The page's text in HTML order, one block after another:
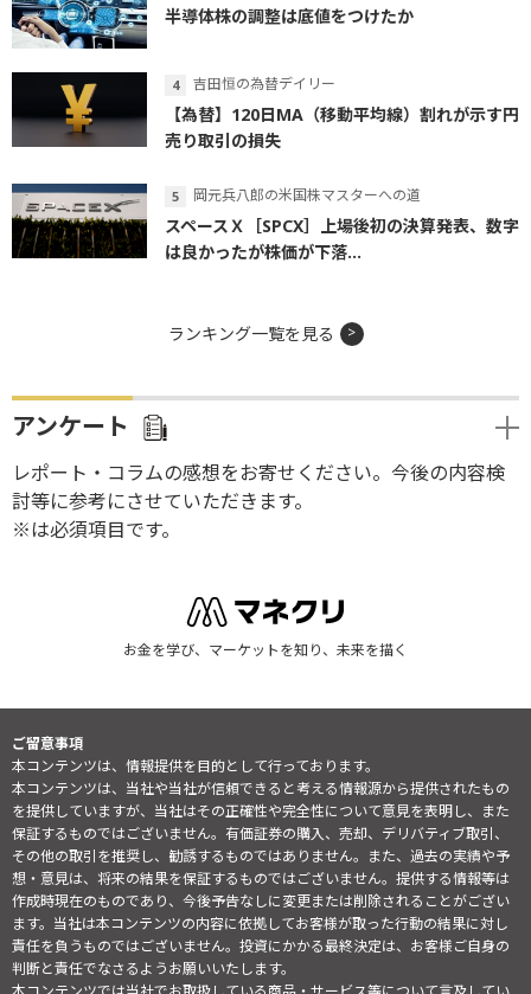
半導体株の調整は底値をつけたか
吉田恒の為替デイリー
【為替】120日MA（移動平均線）割れが示す円
売り取引の損失
岡元兵八郎の米国株マスターへの道
スペースＸ［SPCX］上場後初の決算発表、数字
は良かったが株価が下落...
ランキング一覧を見る
アンケート
レポート・コラムの感想をお寄せください。今後の内容検
討等に参考にさせていただきます。
※は必須項目です。
お金を学び、マーケットを知り、未来を描く
ご留意事項
本コンテンツは、情報提供を目的として行っております。
本コンテンツは、当社や当社が信頼できると考える情報源から提供されたもの
を提供していますが、当社はその正確性や完全性について意見を表明し、また
保証するものではございません。有価証券の購入、売却、デリバティブ取引、
その他の取引を推奨し、勧誘するものではありません。また、過去の実績や予
想・意見は、将来の結果を保証するものではございません。提供する情報等は
作成時現在のものであり、今後予告なしに変更または削除されることがござい
ます。当社は本コンテンツの内容に依拠してお客様が取った行動の結果に対し
責任を負うものではございません。投資にかかる最終決定は、お客様ご自身の
判断と責任でなさるようお願いいたします。